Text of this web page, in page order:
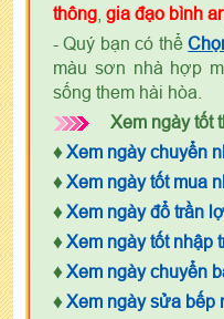
thông gia đạo bình
- Quý bạn có thể
màu sơn nhà hợp
sống them hài hòa.
Xem ngày tốt
♦ Xem ngày chuyển
♦ Xem ngày tốt mua
♦ Xem ngày đổ trần
♦ Xem ngày tốt nhập
♦ Xem ngày chuyển
♦ Xem ngày sửa bếp